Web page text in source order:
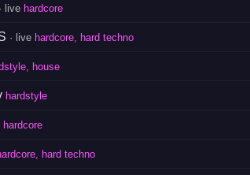
live hardcore
· live hardcore, hard techno
house
hardstyle
hardcore
hard techno